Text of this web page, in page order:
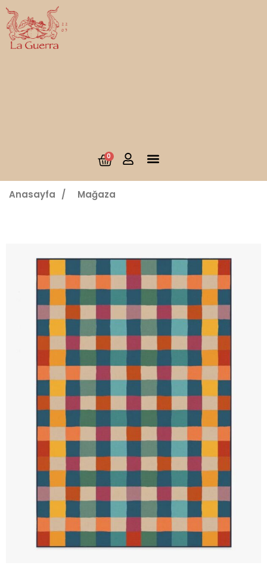
0
Anasayfa / Mağaza